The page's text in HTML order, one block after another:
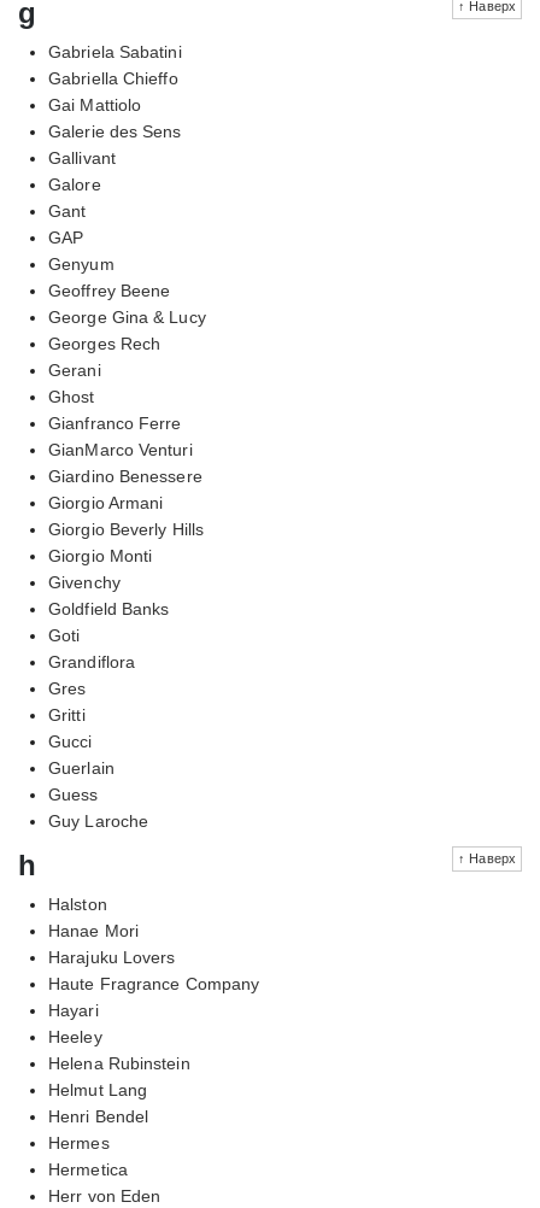
↑ Наверх
g
Gabriela Sabatini
Gabriella Chieffo
Gai Mattiolo
Galerie des Sens
Gallivant
Galore
Gant
GAP
Genyum
Geoffrey Beene
George Gina & Lucy
Georges Rech
Gerani
Ghost
Gianfranco Ferre
GianMarco Venturi
Giardino Benessere
Giorgio Armani
Giorgio Beverly Hills
Giorgio Monti
Givenchy
Goldfield Banks
Goti
Grandiflora
Gres
Gritti
Gucci
Guerlain
Guess
Guy Laroche
↑ Наверх
h
Halston
Hanae Mori
Harajuku Lovers
Haute Fragrance Company
Hayari
Heeley
Helena Rubinstein
Helmut Lang
Henri Bendel
Hermes
Hermetica
Herr von Eden